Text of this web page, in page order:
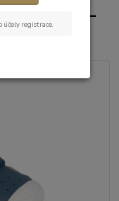
262123-
účely registrace.